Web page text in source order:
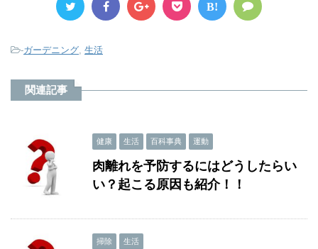
B!
-ガーデニング, 生活
関連記事
健康 生活 百科事典 運動
肉離れを予防するにはどうしたらい
い？起こる原因も紹介！！
掃除 生活